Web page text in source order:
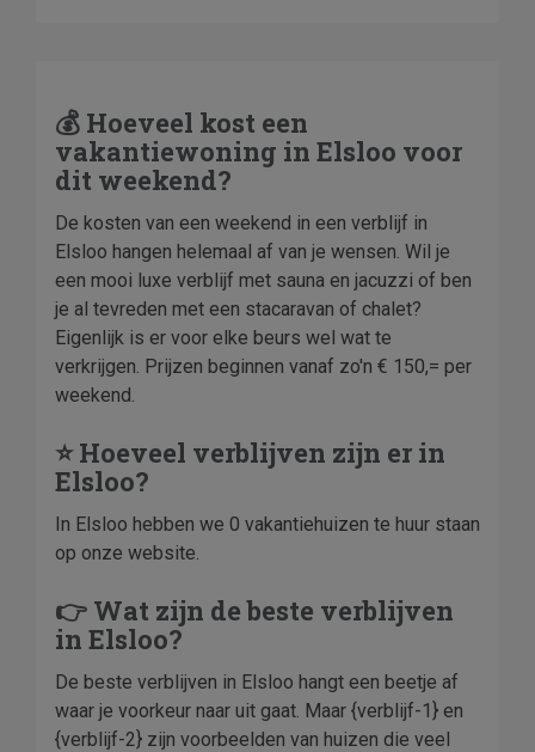
💰 Hoeveel kost een
vakantiewoning in Elsloo voor
dit weekend?
De kosten van een weekend in een verblijf in
Elsloo hangen helemaal af van je wensen. Wil je
een mooi luxe verblijf met sauna en jacuzzi of ben
je al tevreden met een stacaravan of chalet?
Eigenlijk is er voor elke beurs wel wat te
verkrijgen. Prijzen beginnen vanaf zo'n € 150,= per
weekend.
⭐ Hoeveel verblijven zijn er in
Elsloo?
In Elsloo hebben we 0 vakantiehuizen te huur staan
op onze website.
👉 Wat zijn de beste verblijven
in Elsloo?
De beste verblijven in Elsloo hangt een beetje af
waar je voorkeur naar uit gaat. Maar {verblijf-1} en
{verblijf-2} zijn voorbeelden van huizen die veel